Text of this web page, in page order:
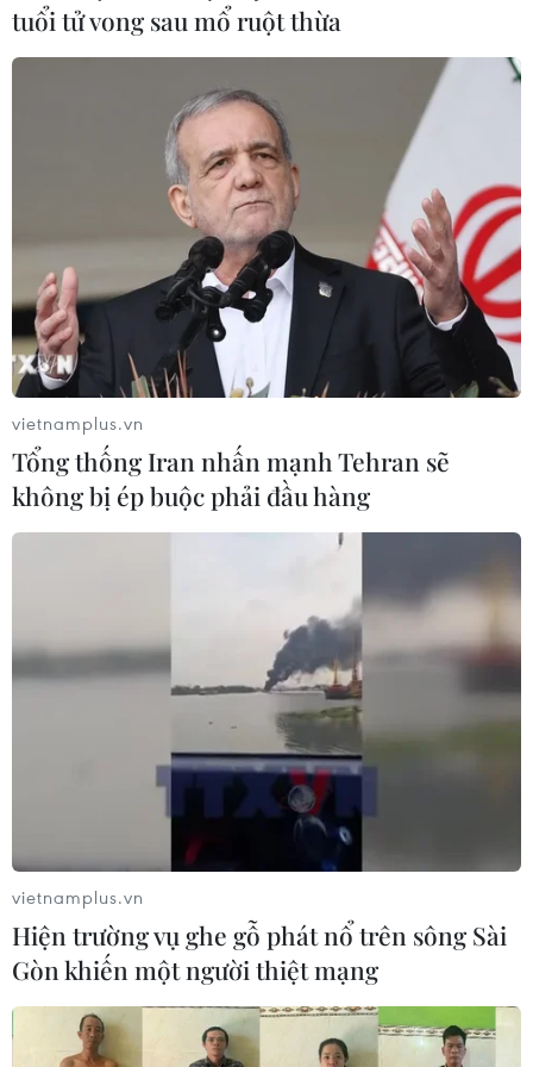
Tại Việt Nam, vấn đề bình đẳng giới luôn được Đảng,
Nhà nước xác định là một trong các mục tiêu to lớn và
luôn quan tâm thực hiện trong suốt quá trình xây dựng,
phát triển đất nước.
tuổi tử vong sau mổ ruột thừa
vietnamplus.vn
Tổng thống Iran nhấn mạnh Tehran sẽ
không bị ép buộc phải đầu hàng
vietnamplus.vn
Hiện trường vụ ghe gỗ phát nổ trên sông Sài
Gòn khiến một người thiệt mạng